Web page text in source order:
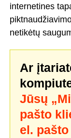
internetines
netikėtų
Ar
Jūsų
pašto
el.